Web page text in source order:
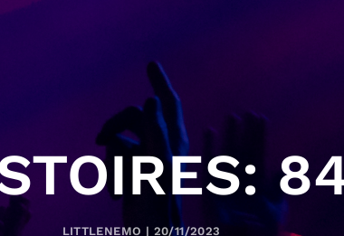
LITTLENEMO | 20/11/2023